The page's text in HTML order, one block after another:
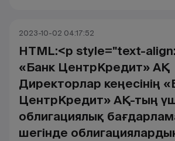
2023-10-02 04:17:52
HTML:<p style="text-
«Банк ЦентрКредит» АҚ
Директорлар кеңесінің
ЦентрКредит» АҚ-тың
облигациялық
шегінде